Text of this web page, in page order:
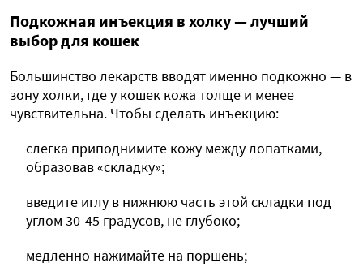
Подкожная инъекция в холку — лучший
выбор для кошек
Большинство лекарств вводят именно подкожно — в
зону холки, где у кошек кожа толще и менее
чувствительна. Чтобы сделать инъекцию:
слегка приподнимите кожу между лопатками,
образовав «складку»;
введите иглу в нижнюю часть этой складки под
углом 30-45 градусов, не глубоко;
медленно нажимайте на поршень;